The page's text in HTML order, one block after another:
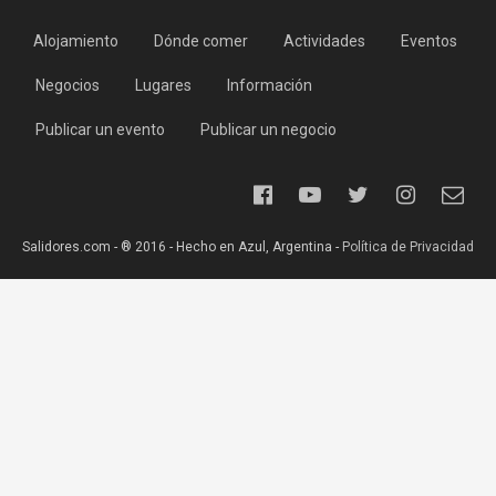
Alojamiento Dónde comer Actividades Eventos
Negocios Lugares Información
Publicar un evento Publicar un negocio
Salidores.com - ® 2016 - Hecho en Azul, Argentina - Política de Privacidad